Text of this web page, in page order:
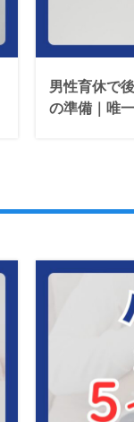
男性育休で
の準備｜唯